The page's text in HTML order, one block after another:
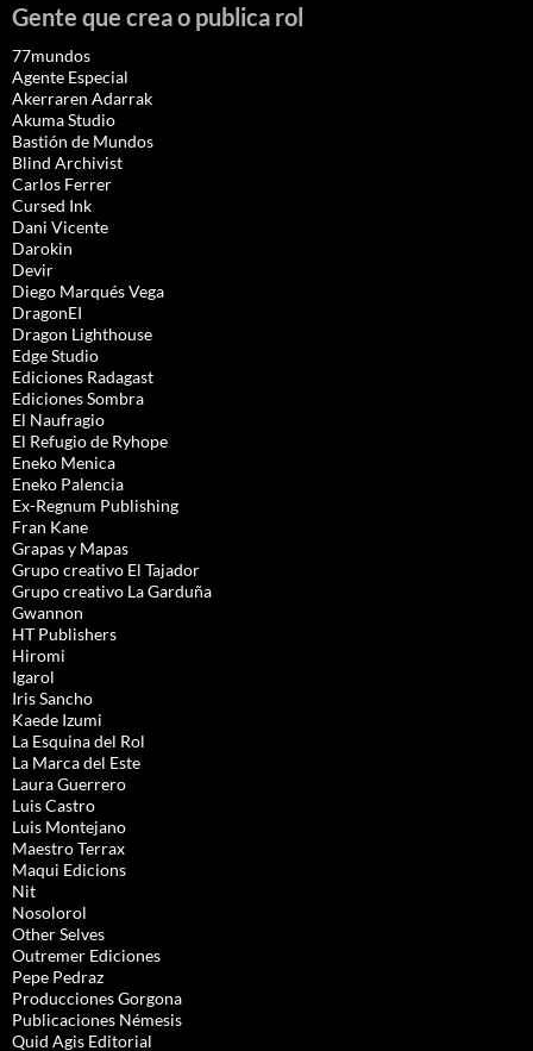
Gente que crea o publica rol
77mundos
Agente Especial
Akerraren Adarrak
Akuma Studio
Bastión de Mundos
Blind Archivist
Carlos Ferrer
Cursed Ink
Dani Vicente
Darokin
Devir
Diego Marqués Vega
DragonEI
Dragon Lighthouse
Edge Studio
Ediciones Radagast
Ediciones Sombra
El Naufragio
El Refugio de Ryhope
Eneko Menica
Eneko Palencia
Ex-Regnum Publishing
Fran Kane
Grapas y Mapas
Grupo creativo El Tajador
Grupo creativo La Garduña
Gwannon
HT Publishers
Hiromi
Igarol
Iris Sancho
Kaede Izumi
La Esquina del Rol
La Marca del Este
Laura Guerrero
Luis Castro
Luis Montejano
Maestro Terrax
Maqui Edicions
Nit
Nosolorol
Other Selves
Outremer Ediciones
Pepe Pedraz
Producciones Gorgona
Publicaciones Némesis
Quid Agis Editorial